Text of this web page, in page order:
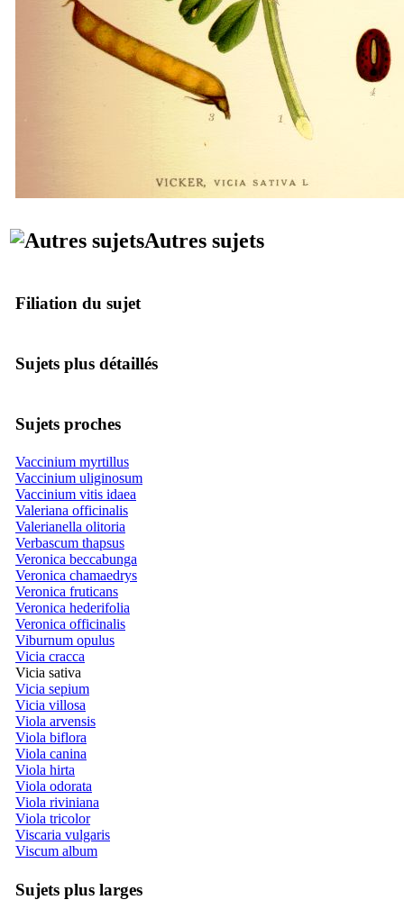
Autres sujets
Filiation du sujet
Sujets plus détaillés
Sujets proches
Vaccinium myrtillus
Vaccinium uliginosum
Vaccinium vitis idaea
Valeriana officinalis
Valerianella olitoria
Verbascum thapsus
Veronica beccabunga
Veronica chamaedrys
Veronica fruticans
Veronica hederifolia
Veronica officinalis
Viburnum opulus
Vicia cracca
Vicia sativa
Vicia sepium
Vicia villosa
Viola arvensis
Viola biflora
Viola canina
Viola hirta
Viola odorata
Viola riviniana
Viola tricolor
Viscaria vulgaris
Viscum album
Sujets plus larges